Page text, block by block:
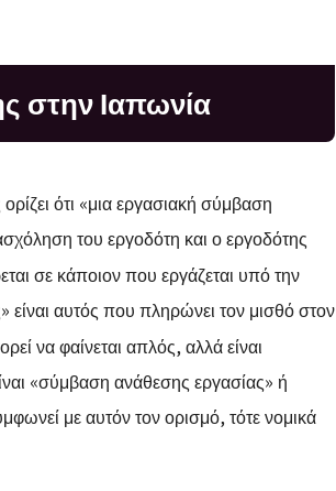
στην Ιαπωνία
ότι «μια εργασιακή σύμβαση
του εργοδότη και ο εργοδότης
σε κάποιον που εργάζεται υπό την
αυτός που πληρώνει τον μισθό στον
να φαίνεται απλός, αλλά είναι
«σύμβαση ανάθεσης εργασίας» ή
με αυτόν τον ορισμό, τότε νομικά